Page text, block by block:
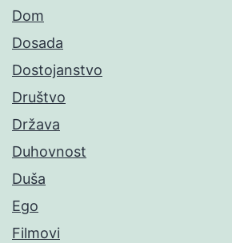
Dom
Dosada
Dostojanstvo
Društvo
Država
Duhovnost
Duša
Ego
Filmovi